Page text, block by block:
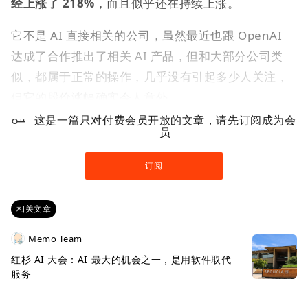
它不是 AI 直接相关的公司，虽然最近也跟 OpenAI
达成了合作推出了相关 AI 产品，但和大部分公司类
似，都属于正常的操作，几乎没有引起多少人关注，
虽然公司的热度不高，但我相信很多人应该都知道或
者用过其产品，而且严格来说它现在也是一家中国公
司，因为其控股股东现在都是中国人和中国公司，我
涨幅还是让我感觉有点意外。
这家公司就是浏览器
，其总部位于挪威的奥斯
陆，2016 年的时候，昆仑万维全资子公司香港万维联
这是一篇只对付费会员开放的文章，请先订阅成为会
员
订阅
相关文章
Memo Team
红杉 AI 大会：AI 最大的机会之一，是用软件取代
服务